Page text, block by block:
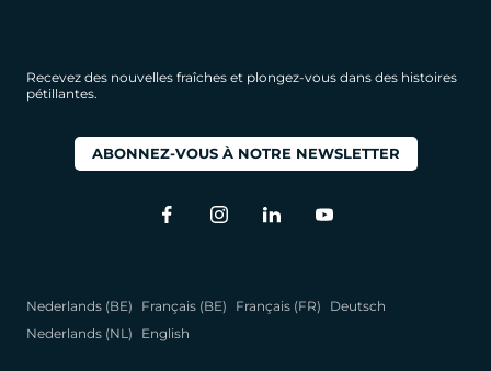
Recevez des nouvelles fraîches et plongez-vous dans des histoires
pétillantes.
ABONNEZ-VOUS À NOTRE NEWSLETTER
Nederlands (BE) Français (BE) Français (FR)
Deutsch
Nederlands (NL)
English